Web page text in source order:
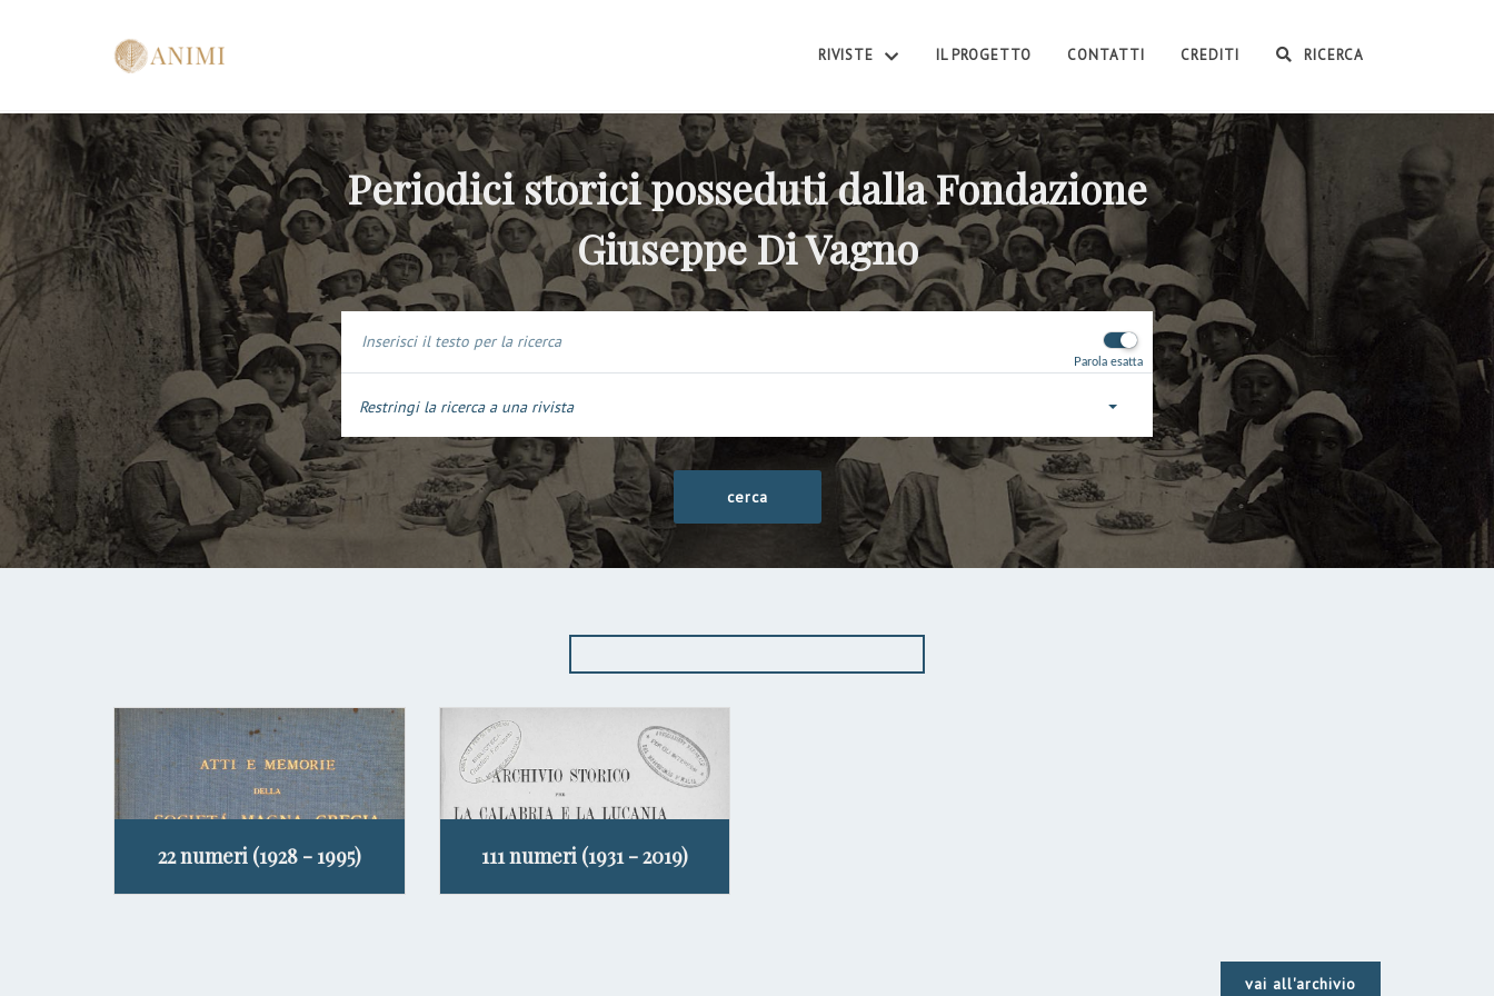
RIVISTE IL PROGETTO CONTATTI CREDITI RICERCA
Periodici storici posseduti dalla Fondazione
Giuseppe Di Vagno
Parola esatta
Restringi la ricerca a una rivista
22 numeri (1928 - 1995) 111 numeri (1931 - 2019)
vai all'archivio